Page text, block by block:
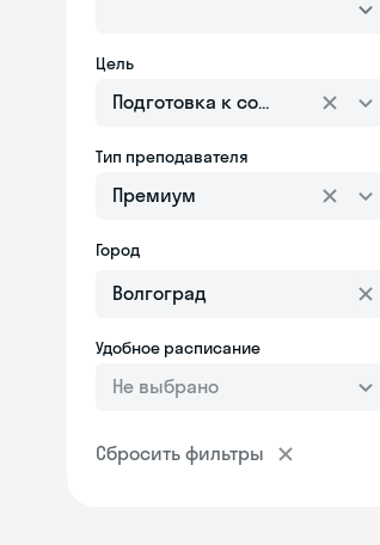
Цель
Подготовка к собеседованию
Тип преподавателя
Премиум
Город
Удобное расписание
Не выбрано
Сбросить фильтры